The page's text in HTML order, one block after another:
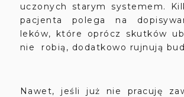
uczonych starym systemem.
pacjenta polega na
leków, które oprócz skutków
nie robią, dodatkowo rujnują
Nawet, jeśli już nie pracuję